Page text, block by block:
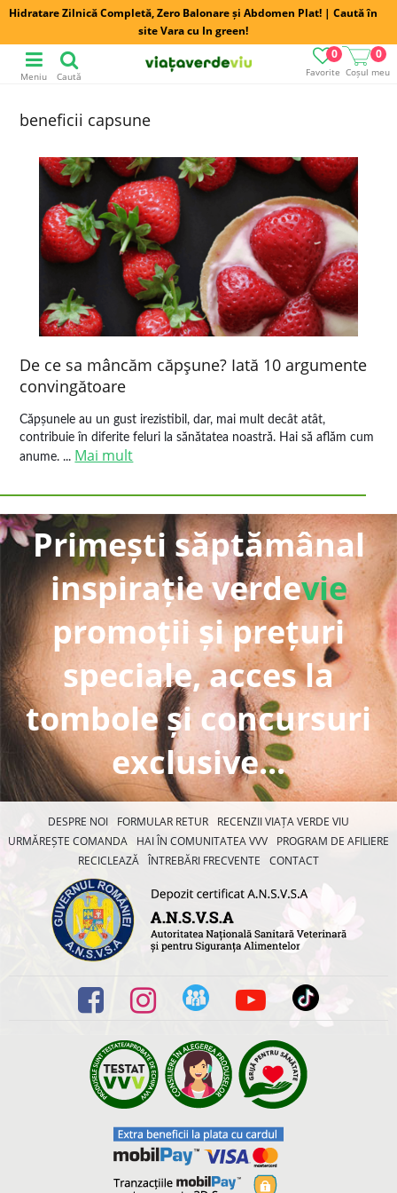
Hidratare Zilnică Completă, Zero Balonare și Abdomen Plat! | Caută în
site Vara cu In green!
Favorite
0
Coșul meu
0
Meniu Caută
beneficii capsune
De ce sa mâncăm căpşune? Iată 10 argumente
convingătoare
Căpșunele au un gust irezistibil, dar, mai mult decât atât,
contribuie în diferite feluri la sănătatea noastră. Hai să aflăm cum
anume. ... Mai mult
Primești săptămânal
inspirație verdevie
promoții și prețuri
speciale, acces la
tombole și concursuri
exclusive...
DESPRE NOI FORMULAR RETUR
RECENZII VIAȚA VERDE VIU
URMĂREȘTE COMANDA
HAI ÎN COMUNITATEA VVV
PROGRAM DE AFILIERE
RECICLEAZĂ ÎNTREBĂRI FRECVENTE CONTACT